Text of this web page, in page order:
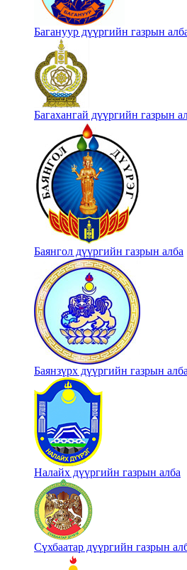
Багануур дүүргийн газрын
Багахангай дүүргийн газрын
Баянгол дүүргийн газрын алба
Баянзүрх дүүргийн газрын алба
Налайх дүүргийн газрын алба
Сүхбаатар дүүргийн газрын